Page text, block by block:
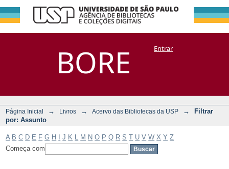
BORE
Filtrar por:
Assunto
DSpace/Manakin + CoriscoEntrar
Página Inicial → Livros → Acervo das Bibliotecas da USP →
Filtrar
por: Assunto
A B C D E F G H J K M N O P Q R S T U V W X Y Z
Começa com